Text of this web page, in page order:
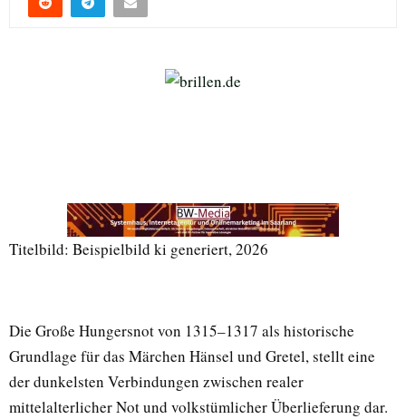
Titelbild: Beispielbild ki generiert, 2026
Die Große Hungersnot von 1315–1317 als historische
Grundlage für das Märchen Hänsel und Gretel, stellt eine
der dunkelsten Verbindungen zwischen realer
mittelalterlicher Not und volkstümlicher Überlieferung dar.